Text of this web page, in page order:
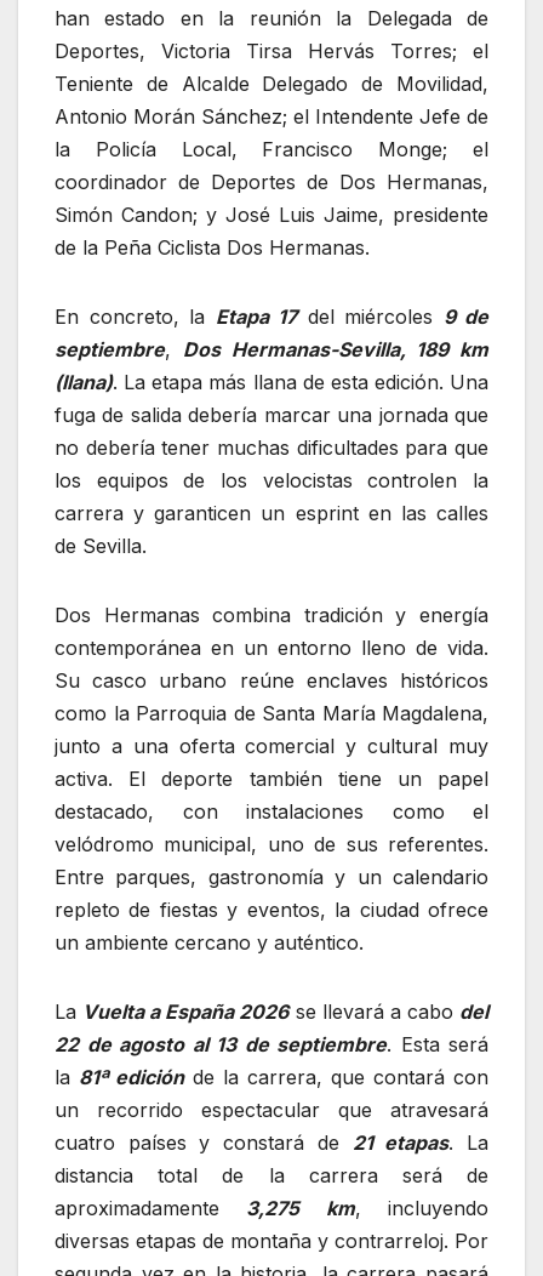
han estado en la reunión la Delegada de
Deportes, Victoria Tirsa Hervás Torres; el
Teniente de Alcalde Delegado de Movilidad,
Antonio Morán Sánchez; el Intendente Jefe de
la Policía Local, Francisco Monge; el
coordinador de Deportes de Dos Hermanas,
Simón Candon; y José Luis Jaime, presidente
de la Peña Ciclista Dos Hermanas.
En concreto, la Etapa 17del miércoles 9 de
septiembre, Dos Hermanas-Sevilla, 189 km
(llana). La etapa más llana de esta edición. Una
fuga de salida debería marcar una jornada que
no debería tener muchas dificultades para que
los equipos de los velocistas controlen la
carrera y garanticen un esprint en las calles
de Sevilla.
Dos Hermanas combina tradición y energía
contemporánea en un entorno lleno de vida.
Su casco urbano reúne enclaves históricos
como la Parroquia de Santa María Magdalena,
junto a una oferta comercial y cultural muy
activa. El deporte también tiene un papel
destacado, con instalaciones como el
velódromo municipal, uno de sus referentes.
Entre parques, gastronomía y un calendario
repleto de fiestas y eventos, la ciudad ofrece
un ambiente cercano y auténtico.
La Vuelta a España 2026se llevará a cabo del
22 de agosto al 13 de septiembre. Esta será
la 81ª ediciónde la carrera, que contará con
un recorrido espectacular que atravesará
cuatro países y constará de 21 etapas. La
distancia total de la carrera será de
aproximadamente 3,275 km, incluyendo
diversas etapas de montaña y contrarreloj. Por